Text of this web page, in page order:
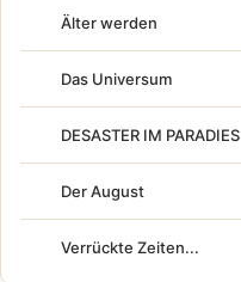
Älter werden
Das Universum
DESASTER IM PARADIES
Der August
Verrückte Zeiten...